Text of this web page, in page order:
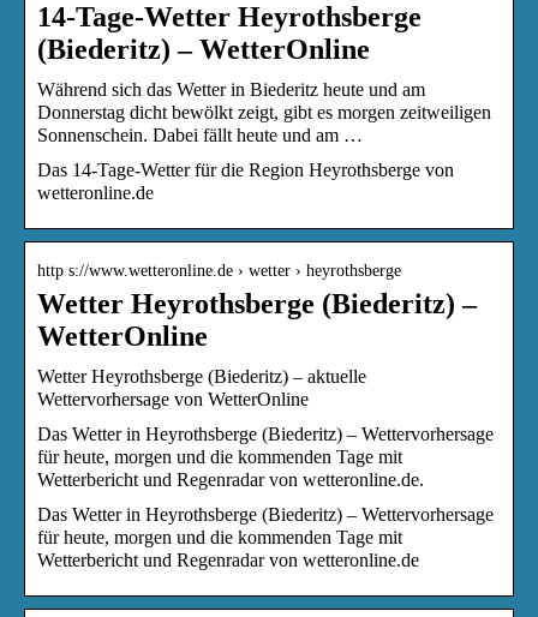
14-Tage-Wetter Heyrothsberge
(Biederitz) – WetterOnline
Während sich das Wetter in Biederitz heute und am
Donnerstag dicht bewölkt zeigt, gibt es morgen zeitweiligen
Sonnenschein. Dabei fällt heute und am …
Das 14-Tage-Wetter für die Region Heyrothsberge von
wetteronline.de
http s://www.wetteronline.de › wetter › heyrothsberge
Wetter Heyrothsberge (Biederitz) –
WetterOnline
Wetter Heyrothsberge (Biederitz) – aktuelle
Wettervorhersage von WetterOnline
Das Wetter in Heyrothsberge (Biederitz) – Wettervorhersage
für heute, morgen und die kommenden Tage mit
Wetterbericht und Regenradar von wetteronline.de.
Das Wetter in Heyrothsberge (Biederitz) – Wettervorhersage
für heute, morgen und die kommenden Tage mit
Wetterbericht und Regenradar von wetteronline.de